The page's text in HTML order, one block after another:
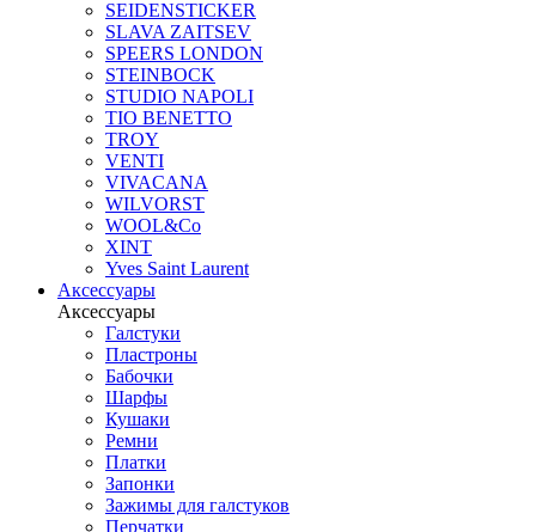
SEIDENSTICKER
SLAVA ZAITSEV
SPEERS LONDON
STEINBOCK
STUDIO NAPOLI
TIO BENETTO
TROY
VENTI
VIVACANA
WILVORST
WOOL&Co
XINT
Yves Saint Laurent
Аксессуары
Аксессуары
Галстуки
Пластроны
Бабочки
Шарфы
Кушаки
Ремни
Платки
Запонки
Зажимы для галстуков
Перчатки